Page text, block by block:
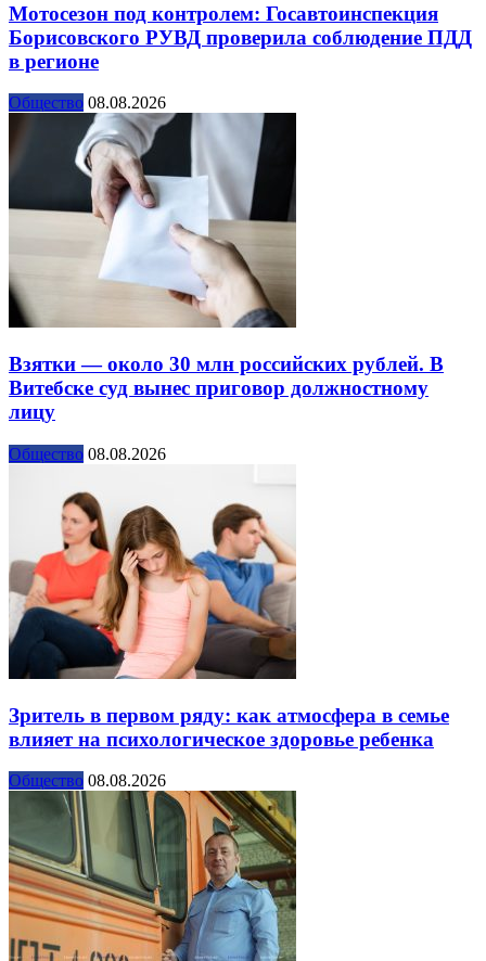
Мотосезон под контролем: Госавтоинспекция
Борисовского РУВД проверила соблюдение ПДД
в регионе
Общество 08.08.2026
Взятки — около 30 млн российских рублей. В
Витебске суд вынес приговор должностному
лицу
Общество 08.08.2026
Зритель в первом ряду: как атмосфера в семье
влияет на психологическое здоровье ребенка
Общество 08.08.2026